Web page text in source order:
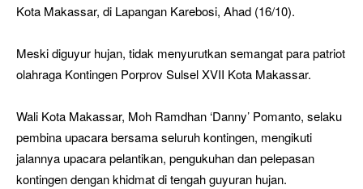
Kota Makassar, di Lapangan Karebosi, Ahad (16/10).
Meski diguyur hujan, tidak menyurutkan semangat para patriot
olahraga Kontingen Porprov Sulsel XVII Kota Makassar.
Wali Kota Makassar, Moh Ramdhan ‘Danny’ Pomanto, selaku
pembina upacara bersama seluruh kontingen, mengikuti
jalannya upacara pelantikan, pengukuhan dan pelepasan
kontingen dengan khidmat di tengah guyuran hujan.